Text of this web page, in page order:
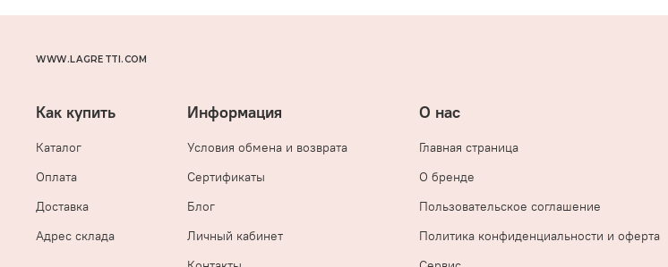
WWW.LAGRETTI.COM
Как купить
Каталог
Оплата
Доставка
Адрес склада
Информация
Условия обмена и возврата
Сертификаты
Блог
Личный кабинет
О нас
Главная страница
О бренде
Пользовательское соглашение
Политика конфиденциальности и оферта